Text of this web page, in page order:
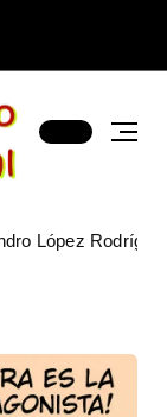
López